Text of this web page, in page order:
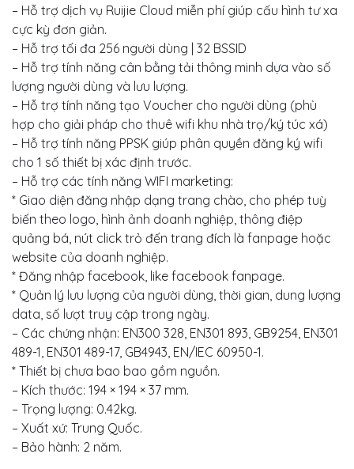
– Hỗ trợ dịch vụ Ruijie Cloud miễn phí giúp cấu hình tư xa
cực kỳ đơn giản.
– Hỗ trợ tối đa 256 người dùng | 32 BSSID
– Hỗ trợ tính năng cân bằng tải thông minh dựa vào số
lượng người dùng và lưu lượng.
– Hỗ trợ tính năng tạo Voucher cho người dùng (phù
hợp cho giải pháp cho thuê wifi khu nhà trọ/ký túc xá)
– Hỗ trợ tính năng PPSK giúp phân quyền đăng ký wifi
cho 1 số thiết bị xác định trước.
– Hỗ trợ các tính năng WIFI marketing:
* Giao diện đăng nhập dạng trang chào, cho phép tuỳ
biến theo logo, hình ảnh doanh nghiệp, thông điệp
quảng bá, nút click trỏ đến trang đích là fanpage hoặc
website của doanh nghiệp.
* Đăng nhập facebook, like facebook fanpage.
* Quản lý lưu lượng của người dùng, thời gian, dung lượng
data, số lượt truy cập trong ngày.
– Các chứng nhận: EN300 328, EN301 893, GB9254, EN301
489-1, EN301 489-17, GB4943, EN/IEC 60950-1.
* Thiết bị chưa bao bao gồm nguồn.
– Kích thước: 194 × 194 × 37 mm.
– Trọng lượng: 0.42kg.
– Xuất xứ: Trung Quốc.
– Bảo hành: 2 năm.